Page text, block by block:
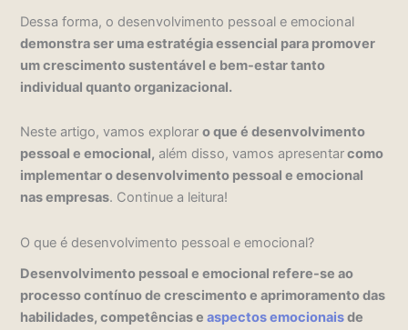
Dessa forma, o desenvolvimento pessoal e emocional
demonstra ser uma estratégia essencial para promover
um crescimento sustentável e bem-estar tanto
individual quanto organizacional.
Neste artigo, vamos exploraro que é desenvolvimento
pessoal e emocional, além disso, vamos apresentarcomo
implementar o desenvolvimento pessoal e emocional
nas empresas. Continue a leitura!
O que é desenvolvimento pessoal e emocional?
Desenvolvimento pessoal e emocional refere-se ao
processo contínuo de crescimento e aprimoramento das
habilidades, competências easpectos emocionaisde